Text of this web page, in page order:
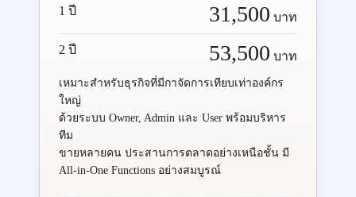
1 ปี 31,500 บาท
2 ปี 53,500 บาท
เหมาะสำหรับธุรกิจที่มีกาจัดการเทียบเท่าองค์กร
ใหญ่
ด้วยระบบ Owner, Admin และ User พร้อมบริหาร
ทีม
ขายหลายคน ประสานการตลาดอย่างเหนือชั้น มี
All-in-One Functions อย่างสมบูรณ์